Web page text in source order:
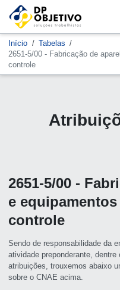
Início
Tabelas
2651-5/00 - Fabricação de
controle
2651-5/00 -
e
controle
Sendo de responsabilidade da
atividade preponderante,
atribuições, trouxemos abaixo
sobre o CNAE acima.